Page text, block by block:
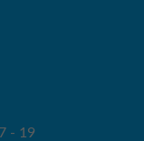
- 19